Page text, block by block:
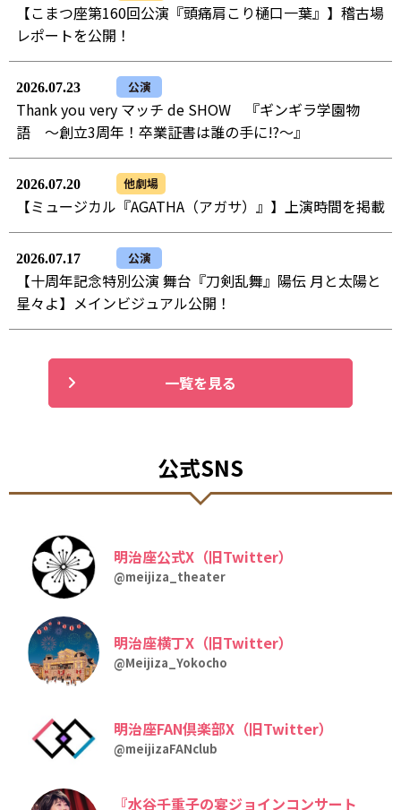
【こまつ座第160回公演『頭痛肩こり樋口一葉』】稽古場
レポートを公開！
2026.07.23 公演
Thank you very マッチ de SHOW 『ギンギラ学園物
語 ～創立3周年！卒業証書は誰の手に!?～』
2026.07.20 他劇場
【ミュージカル『AGATHA（アガサ）』】上演時間を掲載
2026.07.17 公演
【十周年記念特別公演 舞台『刀剣乱舞』陽伝 月と太陽と
星々よ】メインビジュアル公開！
一覧を見る
公式SNS
明治座公式X（旧Twitter）
@meijiza_theater
明治座横丁X（旧Twitter）
@Meijiza_Yokocho
明治座FAN倶楽部X（旧Twitter）
@meijizaFANclub
『水谷千重子の宴ジョインコンサート